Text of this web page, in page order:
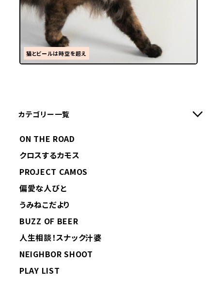
猫とビールは時空を超え
カテゴリー一覧
ON THE ROAD
クロスするカモス
PROJECT CAMOS
偏愛な人びと
うみねこだより
BUZZ OF BEER
人生相談！スナック汁婆
NEIGHBOR SHOOT
PLAY LIST